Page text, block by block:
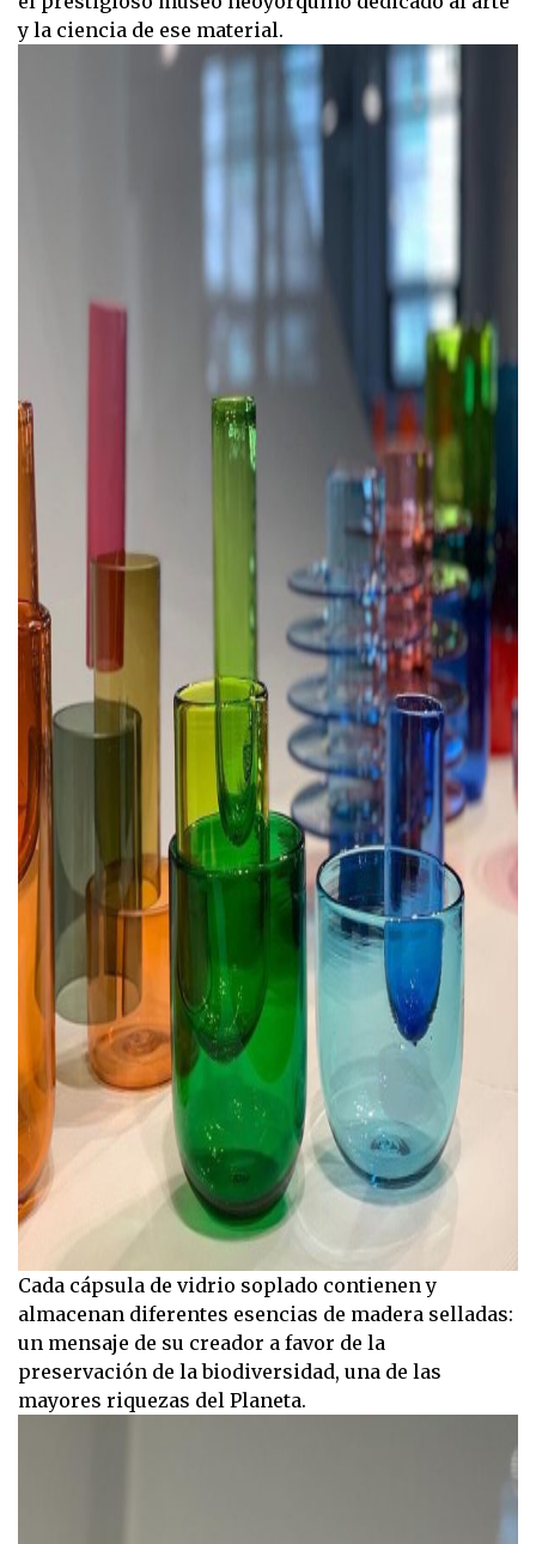
y la ciencia de ese material.
Cada cápsula de vidrio soplado contienen y
almacenan diferentes esencias de madera selladas:
un mensaje de su creador a favor de la
preservación de la biodiversidad, una de las
mayores riquezas del Planeta.